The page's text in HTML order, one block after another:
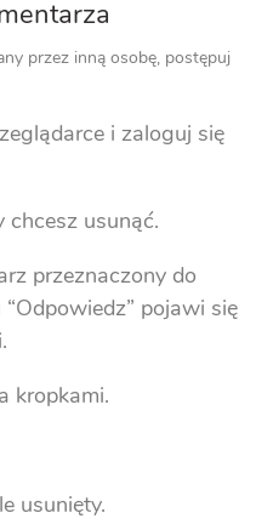
przez inną osobę, postępuj
i zaloguj się
chcesz usunąć.
przeznaczony do
pojawi się
kropkami.
usunięty.